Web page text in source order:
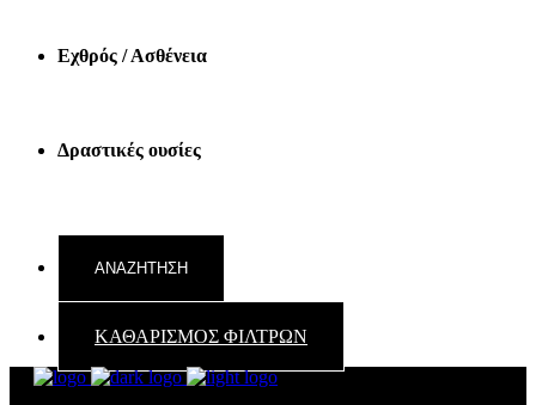
Εχθρός / Ασθένεια
Δραστικές ουσίες
ΚΑΘΑΡΙΣΜΟΣ ΦΙΛΤΡΩΝ